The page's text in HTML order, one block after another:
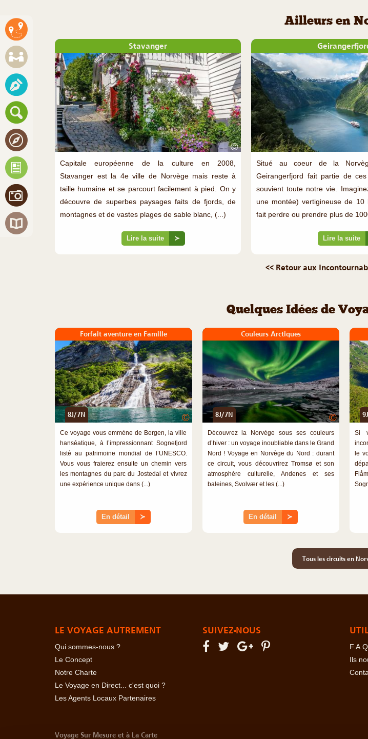
Ailleurs en
Stavanger
©
Capitale européenne de la culture en 2008,
Stavanger est la 4e ville de Norvège mais reste à
taille humaine et se parcourt facilement à pied. On y
découvre de superbes paysages faits de fjords, de
montagnes et de vastes plages de sable blanc, (...)
Lire la suite ≻
Situé au coeur de la
Geirangerfjord fait partie de
souvient toute notre vie.
une montée) vertigineuse de 10
fait perdre ou prendre plus de
Lire la suite
<< Retour aux
Quelques Idées de
Forfait aventure en Famille
8J/7N ©
Ce voyage vous emmène de Bergen, la ville
hanséatique, à l’impressionnant Sognefjord
listé au patrimoine mondial de l’UNESCO.
Vous vous fraierez ensuite un chemin vers
les montagnes du parc du Jostedal et vivrez
une expérience unique dans (...)
En détail ≻
Couleurs Arctiques
8J/7N ©
Découvrez la Norvège sous ses couleurs
d’hiver : un voyage inoubliable dans le Grand
Nord ! Voyage en Norvège du Nord : durant
ce circuit, vous découvrirez Tromsø et son
atmosphère culturelle, Andenes et ses
baleines, Svolvær et les (...)
En détail ≻
Si
le
Tous les circuits en
LE VOYAGE AUTREMENT
Qui sommes-nous ?
Le Concept
Notre Charte
Le Voyage en Direct... c'est quoi ?
Les Agents Locaux Partenaires
SUIVEZ-NOUS
F.A.Q
Ils
Voyage Sur Mesure et à La Carte